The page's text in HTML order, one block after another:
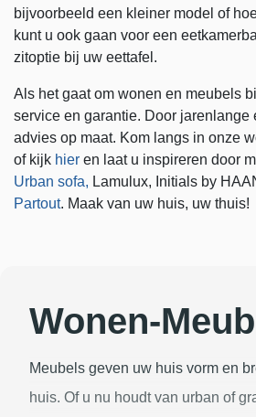
bijvoorbeeld een kleiner model of
kunt u ook gaan voor een
zitoptie bij uw eettafel.
Als het gaat om wonen en meubels
service en garantie. Door jarenlange
advies op maat. Kom langs in onze
of kijk hier en laat u inspireren door
Urban sofa, Lamulux, Initials by
Partout. Maak van uw huis, uw thuis!
Wonen-
Meubels geven uw huis vorm en
huis. Of u nu houdt van urban of